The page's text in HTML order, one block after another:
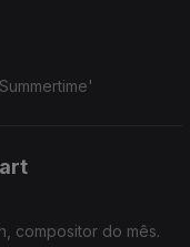
compositor do mês.